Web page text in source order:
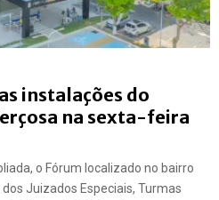
instalações do
na sexta-feira
o Fórum localizado no bairro
Juizados Especiais, Turmas